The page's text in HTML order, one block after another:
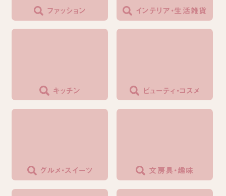
ファッション インテリア・生活雑貨
キッチン ビューティ・コスメ
グルメ・スイーツ 文房具・趣味